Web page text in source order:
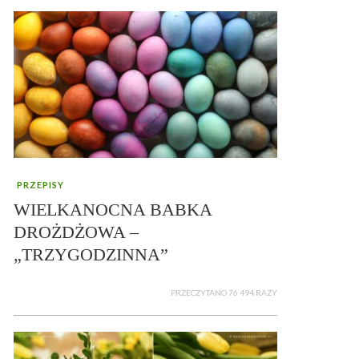
PRZEPISY
WIELKANOCNA BABKA
DROŻDŻOWA –
„TRZYGODZINNA”
PRZECZYTANO 76 494 RAZY